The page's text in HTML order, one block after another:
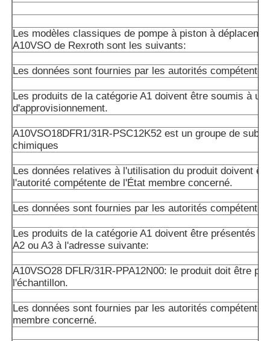
Les modèles classiques de pompe à piston à
A10VSO de Rexroth sont les suivants:
Les données sont fournies par les autorités
Les produits de la catégorie A1 doivent être soumis à un
d'approvisionnement.
A10VSO18DFR1/31R-PSC12K52 est un groupe de
chimiques
Les données relatives à l'utilisation du produit doivent
l'autorité compétente de l'État membre concerné.
Les données sont fournies par les autorités
Les produits de la catégorie A1 doivent être présentés
A2 ou A3 à l'adresse suivante:
A10VSO28 DFLR/31R-PPA12N00: le produit doit être
l'échantillon.
Les données sont fournies par les autorités
membre concerné.